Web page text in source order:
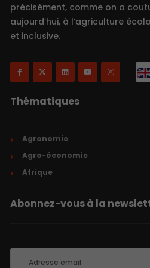
précisément, comme on a
aujourd’hui, à l’agriculture
et inclusive.
Thématiques
Agronomie
Agro-économie
Afrique
Abonnez-vous à la